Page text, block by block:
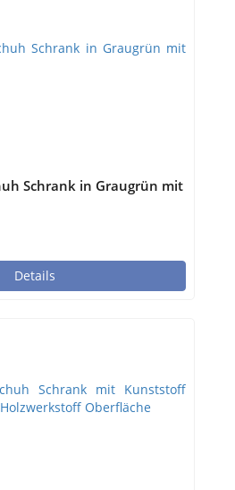
Schrank in Graugrün mit
Details